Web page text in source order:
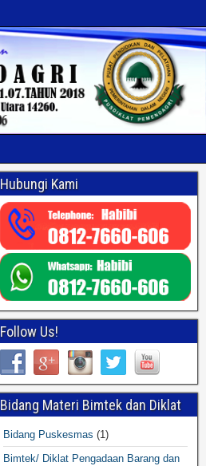
Hubungi Kami
Follow Us!
Bidang Materi Bimtek dan Diklat
Bidang Puskesmas (1)
Bimtek/ Diklat Pengadaan Barang dan